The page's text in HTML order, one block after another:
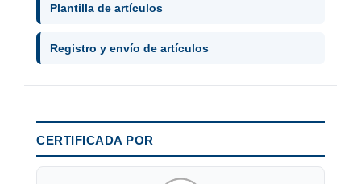
Plantilla de artículos
Registro y envío de artículos
CERTIFICADA POR